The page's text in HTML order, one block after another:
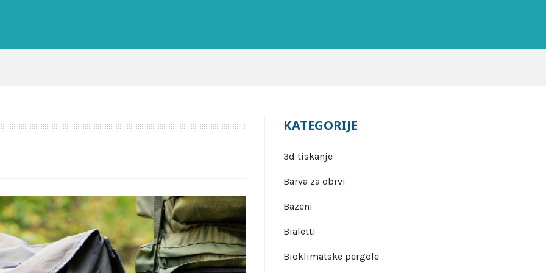
KATEGORIJE
3d tiskanje
Barva za obrvi
Bazeni
Bialetti
Bioklimatske pergole